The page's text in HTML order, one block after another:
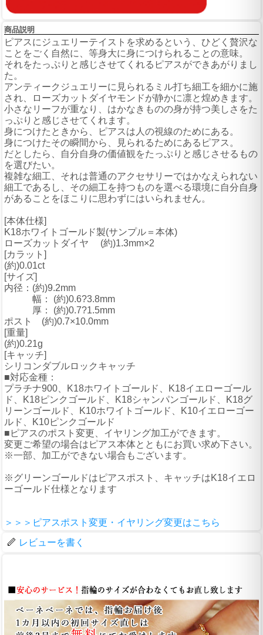
商品説明
ピアスにジュエリーテイストを求めるという、ひどく贅沢な
ことをごく自然に、等身大に身につけられることの意味。
それをたっぷりと感じさせてくれるピアスができあがりまし
た。
アンティークジュエリーに見られるミル打ち細工を細かに施
され、ローズカットダイヤモンドが静かに凛と煌めきます。
小さなリーフが重なり、はかなきものの身が持つ美しさをた
っぷりと感じさせてくれます。
身につけたときから、ピアスは人の視線のためにある。
身につけたその瞬間から、見られるためにあるピアス。
だとしたら、自分自身の価値観をたっぷりと感じさせるもの
を選びたい。
複雑な細工、それは普通のアクセサリーではかなえられない
細工であるし、その細工を持つものを選べる環境に自分自身
があることをほこりに思わずにはいられません。
[本体仕様]
K18ホワイトゴールド製(サンプル＝本体)
ローズカットダイヤ (約)1.3mm×2
[カラット]
(約)0.01ct
[サイズ]
内径：(約)9.2mm
幅： (約)0.6?3.8mm
厚： (約)0.7?1.5mm
ポスト (約)0.7×10.0mm
[重量]
(約)0.21g
[キャッチ]
シリコンダブルロックキャッチ
■対応金種：
プラチナ900、K18ホワイトゴールド、K18イエローゴール
ド、K18ピンクゴールド、K18シャンパンゴールド、K18グ
リーンゴールド、K10ホワイトゴールド、K10イエローゴー
ルド、K10ピンクゴールド
■ピアスのポスト変更、イヤリング加工ができます。
変更ご希望の場合はピアス本体とともにお買い求め下さい。
※一部、加工ができない場合もございます。
※グリーンゴールドはピアスポスト、キャッチはK18イエロ
ーゴールド仕様となります
＞＞＞ピアスポスト変更・イヤリング変更はこちら
レビューを書く